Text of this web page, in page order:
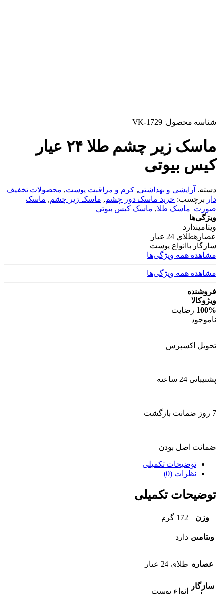
شناسه محصول: VK-1729
ماسک زیر چشم طلا ۲۴ عیار
کیس بیوتی
دسته: آرایشی و بهداشتی, کرم و مراقبت پوست, محصولات تخفیف
دار برچسب: خرید ماسک دور چشم, ماسک زیر چشم, ماسک
صورت, ماسک طلا, ماسک کیس بیوتی
ویژگی‌ها
ویتامیندارد
عصارهطلای 24 عیار
سازگار با انواع پوست
مشاهده همه ویژگی‌ها
مشاهده همه ویژگی‌ها
فروشنده
ویژوکالا
100% رضایت
ناموجود
تحویل اکسپرس
پشتیبانی 24 ساعته
7 روز ضمانت بازگشت
ضمانت اصل بودن
توضیحات تکمیلی
نظرات (0)
توضیحات تکمیلی
وزن 172 گرم
ویتامین دارد
عصاره طلای 24 عیار
سازگار
انواع پوست